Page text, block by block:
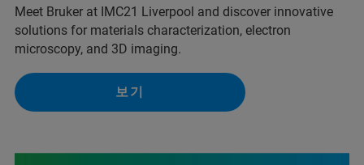
Meet Bruker at IMC21 Liverpool and discover innovative
solutions for materials characterization, electron
microscopy, and 3D imaging.
보기